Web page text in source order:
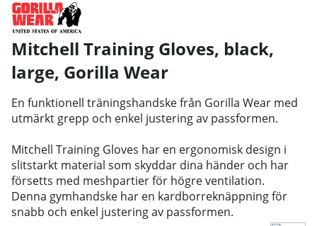
Mitchell Training Gloves, black,
large, Gorilla Wear
En funktionell träningshandske från Gorilla Wear med
utmärkt grepp och enkel justering av passformen.
Mitchell Training Gloves har en ergonomisk design i
slitstarkt material som skyddar dina händer och har
försetts med meshpartier för högre ventilation.
Denna gymhandske har en kardborreknäppning för
snabb och enkel justering av passformen.